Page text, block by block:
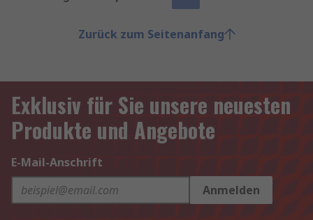
Zurück zum Seitenanfang
Exklusiv für Sie unsere neuesten
Produkte und Angebote
E-Mail-Anschrift
Anmelden